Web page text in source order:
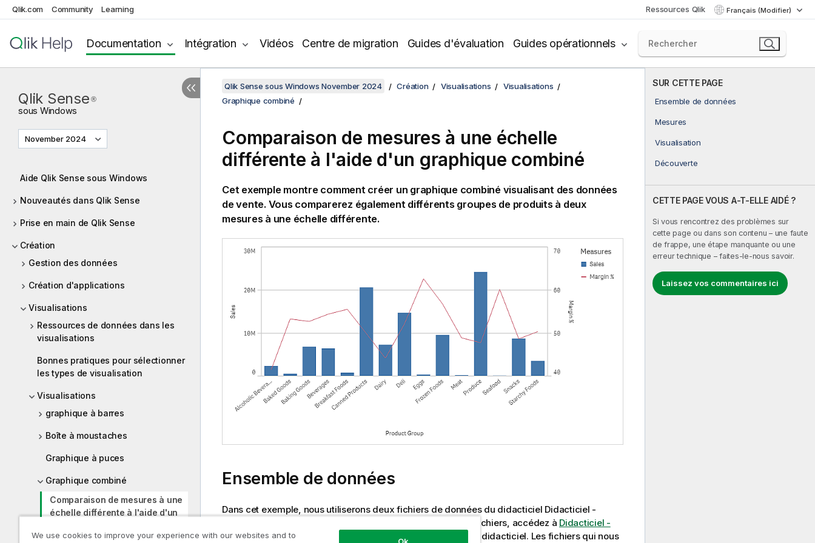
Qlik.com Community Learning Ressources Qlik Français (Modifier)
Documentation Intégration Vidéos Centre de migration Guides d'évaluation Guides opérationnels
Qlik Sense ®
sous Windows
November 2024
Aide Qlik Sense sous Windows
Nouveautés dans Qlik Sense
Prise en main de Qlik Sense
Création
Gestion des données
Création d'applications
Visualisations
Ressources de données dans les
visualisations
Bonnes pratiques pour sélectionner
les types de visualisation
Visualisations
graphique à barres
Boîte à moustaches
Graphique à puces
Graphique combiné
Comparaison de mesures à une
échelle différente à l'aide d'un
SUR CETTE PAGE
Ensemble de données
Mesures
Visualisation
Découverte
CETTE PAGE VOUS A-T-ELLE AIDÉ ?
Si vous rencontrez des problèmes sur
cette page ou dans son contenu – une faute
de frappe, une étape manquante ou une
erreur technique – faites-le-nous savoir.
Laissez vos commentaires ici
Qlik Sense sous Windows November 2024 Création Visualisations
Visualisations
Graphique combiné
Comparaison de mesures à une échelle
différente à l'aide d'un graphique combiné
Cet exemple montre comment créer un graphique combiné visualisant des données
de vente. Vous comparerez également différents groupes de produits à deux
mesures à une échelle différente.
Ensemble de données
Dans cet exemple, nous utiliserons deux fichiers de données du didacticiel Didacticiel -
. Pour télécharger les fichiers, accédez à Didacticiel -
Création d'une application
. Téléchargez et développez le didacticiel. Les fichiers qui nous
We use cookies to improve your experience with our websites and to